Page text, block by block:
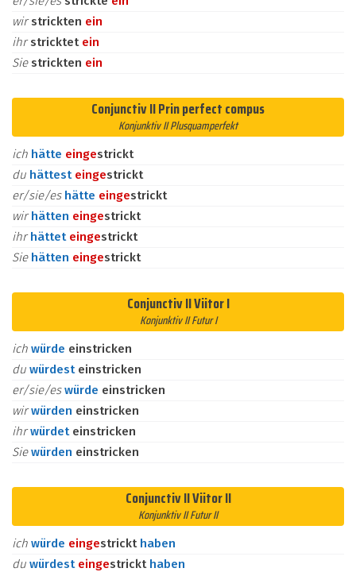
wirstrickten ein
ihrstricktet ein
Sie strickten ein
Conjunctiv II Prin perfect compus
Konjunktiv II Plusquamperfekt
ich hätte eingestrickt
du hättest eingestrickt
er/sie/es hätte eingestrickt
wirhätten eingestrickt
ihrhättet eingestrickt
Sie hätten eingestrickt
Conjunctiv II Viitor I
Konjunktiv II Futur I
ich würde einstricken
du würdest einstricken
er/sie/eswürde einstricken
wirwürden einstricken
ihrwürdet einstricken
Siewürden einstricken
Conjunctiv II Viitor II
Konjunktiv II Futur II
ich würde eingestrickt haben
du würdest eingestrickt haben